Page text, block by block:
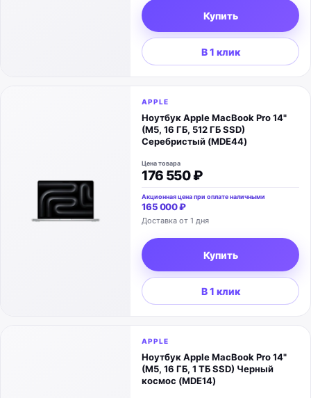
Купить
В 1 клик
APPLE
Ноутбук Apple MacBook Pro 14"
(M5, 16 ГБ, 512 ГБ SSD)
Серебристый (MDE44)
Цена товара
176 550 ₽
Акционная цена при оплате наличными
165 000 ₽
Доставка от 1 дня
Купить
В 1 клик
APPLE
Ноутбук Apple MacBook Pro 14"
(M5, 16 ГБ, 1 ТБ SSD) Черный
космос (MDE14)